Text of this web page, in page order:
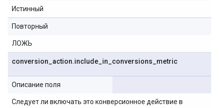
Истинный
Повторный
ЛОЖЬ
conversion action.include in conversions metric
Описание поля
Следует ли включать это конверсионное действие в